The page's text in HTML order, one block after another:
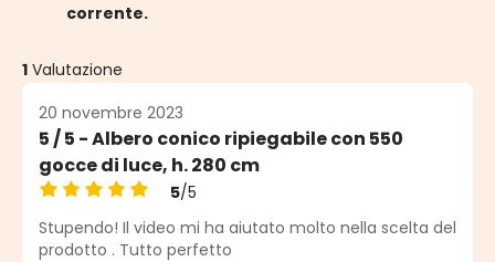
corrente.
1 Valutazione
20 novembre 2023
5 / 5 - Albero conico ripiegabile con 550
gocce di luce, h. 280 cm
Valutazione media di 5 su 5 stelle
5/5
Stupendo! Il video mi ha aiutato molto nella scelta del
prodotto . Tutto perfetto